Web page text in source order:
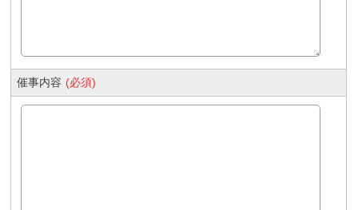
催事内容 (必須)